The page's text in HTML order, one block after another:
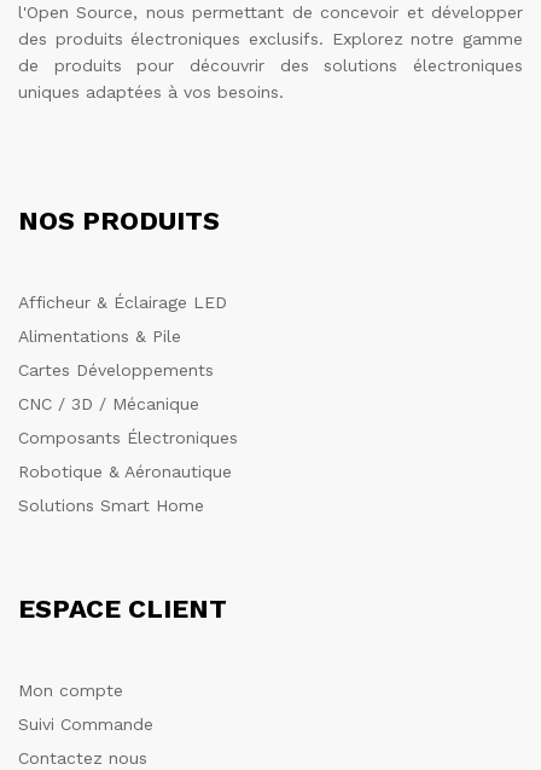
l'Open Source, nous permettant de concevoir et développer
des produits électroniques exclusifs. Explorez notre gamme
de produits pour découvrir des solutions électroniques
uniques adaptées à vos besoins.
NOS PRODUITS
Afficheur & Éclairage LED
Alimentations & Pile
Cartes Développements
CNC / 3D / Mécanique
Composants Électroniques
Robotique & Aéronautique
Solutions Smart Home
ESPACE CLIENT
Mon compte
Suivi Commande
Contactez nous